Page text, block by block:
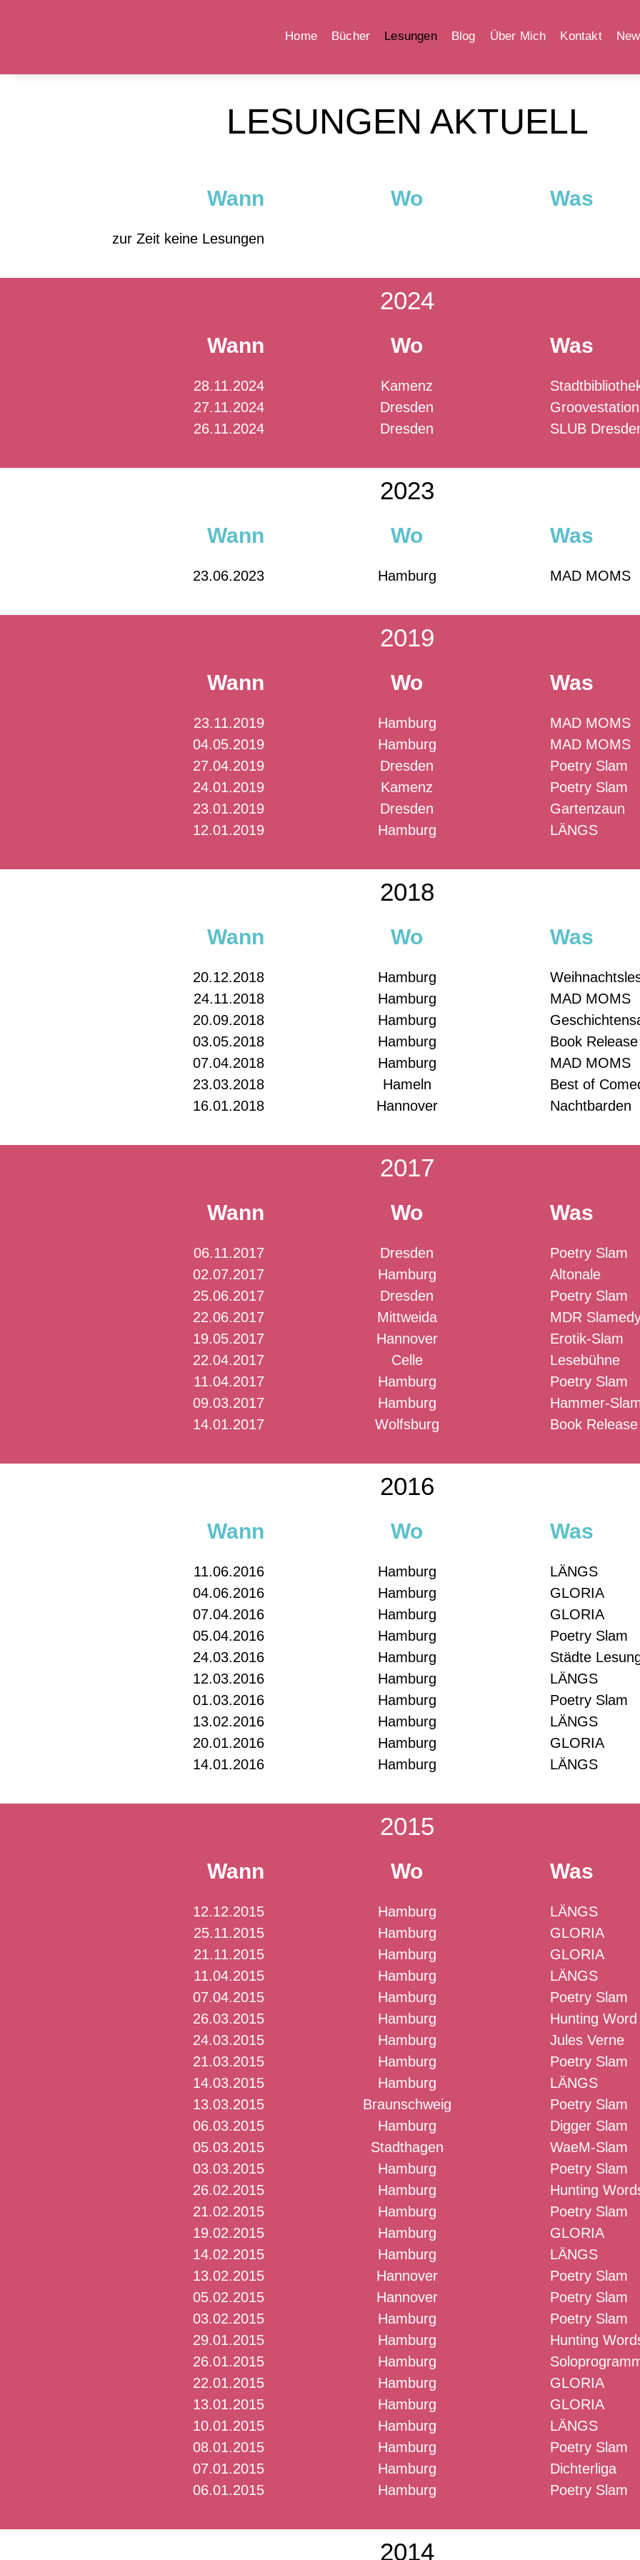
Home Bücher Lesungen Blog Über Mich Kontakt
LESUNGEN AKTUELL
Wann
zur Zeit keine Lesungen
Wo Was
2024
Wann
28.11.2024
27.11.2024
26.11.2024
Wo
Kamenz
Dresden
Dresden
Was
Groovestation
SLUB
2023
Wann
23.06.2023
Wo
Hamburg
Was
MAD MOMS
2019
Wann
23.11.2019
04.05.2019
27.04.2019
24.01.2019
23.01.2019
12.01.2019
Wo
Hamburg
Hamburg
Dresden
Kamenz
Dresden
Hamburg
Was
MAD MOMS
MAD MOMS
Poetry Slam
Poetry Slam
Gartenzaun
LÄNGS
2018
Wann
20.12.2018
24.11.2018
20.09.2018
03.05.2018
07.04.2018
23.03.2018
16.01.2018
Wo
Hamburg
Hamburg
Hamburg
Hamburg
Hamburg
Hameln
Hannover
Was
MAD MOMS
Book Release
MAD MOMS
Best of
Nachtbarden
2017
Wann
06.11.2017
02.07.2017
25.06.2017
22.06.2017
19.05.2017
22.04.2017
11.04.2017
09.03.2017
14.01.2017
Wo
Dresden
Hamburg
Dresden
Mittweida
Hannover
Celle
Hamburg
Hamburg
Wolfsburg
Was
Poetry Slam
Altonale
Poetry Slam
MDR
Erotik-Slam
Lesebühne
Poetry Slam
Hammer-
Book Release
2016
Wann
11.06.2016
04.06.2016
07.04.2016
05.04.2016
24.03.2016
12.03.2016
01.03.2016
13.02.2016
20.01.2016
14.01.2016
Wo
Hamburg
Hamburg
Hamburg
Hamburg
Hamburg
Hamburg
Hamburg
Hamburg
Hamburg
Hamburg
Was
LÄNGS
GLORIA
GLORIA
Poetry Slam
Städte
LÄNGS
Poetry Slam
LÄNGS
GLORIA
LÄNGS
2015
Wann
12.12.2015
25.11.2015
21.11.2015
11.04.2015
07.04.2015
26.03.2015
24.03.2015
21.03.2015
14.03.2015
13.03.2015
06.03.2015
05.03.2015
03.03.2015
26.02.2015
21.02.2015
19.02.2015
14.02.2015
13.02.2015
05.02.2015
03.02.2015
29.01.2015
26.01.2015
22.01.2015
13.01.2015
10.01.2015
08.01.2015
07.01.2015
06.01.2015
Wo
Hamburg
Hamburg
Hamburg
Hamburg
Hamburg
Hamburg
Hamburg
Hamburg
Hamburg
Braunschweig
Hamburg
Stadthagen
Hamburg
Hamburg
Hamburg
Hamburg
Hamburg
Hannover
Hannover
Hamburg
Hamburg
Hamburg
Hamburg
Hamburg
Hamburg
Hamburg
Hamburg
Hamburg
Was
LÄNGS
GLORIA
GLORIA
LÄNGS
Poetry Slam
Hunting Word
Jules Verne
Poetry Slam
LÄNGS
Poetry Slam
Digger Slam
WaeM-Slam
Poetry Slam
Hunting
Poetry Slam
GLORIA
LÄNGS
Poetry Slam
Poetry Slam
Poetry Slam
Hunting
GLORIA
GLORIA
LÄNGS
Poetry Slam
Dichterliga
Poetry Slam
2014